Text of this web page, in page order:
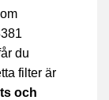
du
filter är
och